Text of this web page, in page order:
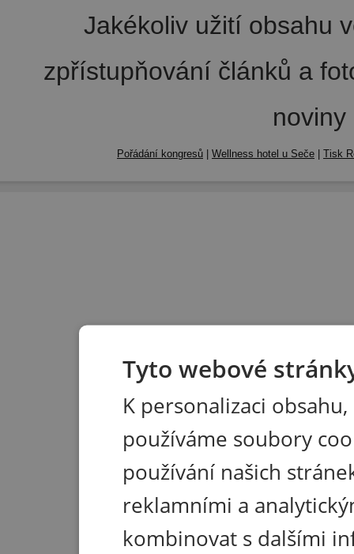
Jakékoliv užití obsahu
zpřístupňování článků a
Pořádání kongresů Wellness hotel u Seče Tisk
Tyto webové
K personalizaci
používáme soubory
používání našich
reklamními a
kombinovat s dalšími